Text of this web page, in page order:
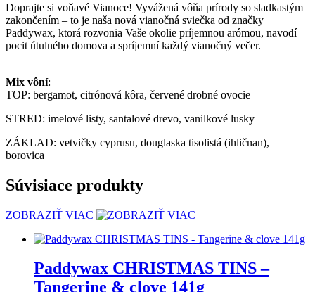
Doprajte si voňavé Vianoce! Vyvážená vôňa prírody so sladkastým
zakončením – to je naša nová vianočná sviečka od značky
Paddywax, ktorá rozvonia Vaše okolie príjemnou arómou, navodí
pocit útulného domova a spríjemní každý vianočný večer.
Mix vôní:
TOP: bergamot, citrónová kôra, červené drobné ovocie
STRED: imelové listy, santalové drevo, vanilkové lusky
ZÁKLAD: vetvičky cyprusu, douglaska tisolistá (ihličnan),
borovica
Súvisiace produkty
ZOBRAZIŤ VIAC
Paddywax CHRISTMAS TINS –
Tangerine & clove 141g